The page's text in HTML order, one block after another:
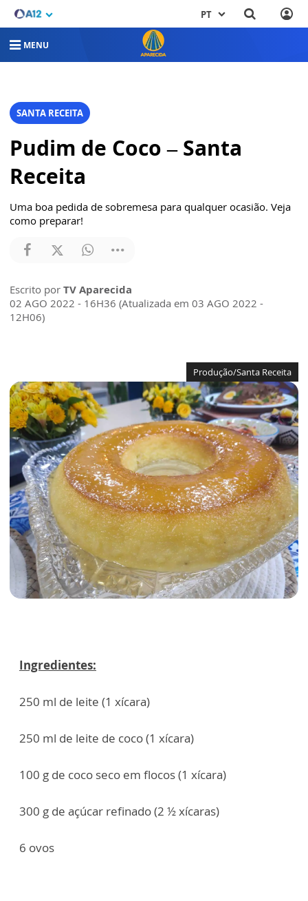
PT
MENU
SANTA RECEITA
Pudim de Coco – Santa
Receita
Uma boa pedida de sobremesa para qualquer ocasião. Veja
como preparar!
Escrito por TV Aparecida
02 AGO 2022 - 16H36 (Atualizada em 03 AGO 2022 -
12H06)
Produção/Santa Receita
Ingredientes:
250 ml de leite (1 xícara)
250 ml de leite de coco (1 xícara)
100 g de coco seco em flocos (1 xícara)
300 g de açúcar refinado (2 ½ xícaras)
6 ovos